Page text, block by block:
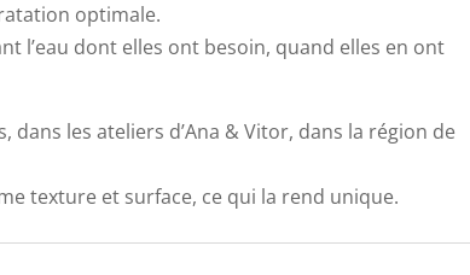
optimale.
l’eau dont elles ont besoin, quand elles en ont
les ateliers d’Ana & Vitor, dans la région de
texture et surface, ce qui la rend unique.